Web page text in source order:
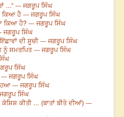
...” --- ਜਗਰੂਪ ਸਿੰਘ
ਹੈ --- ਜਗਰੂਪ ਸਿੰਘ
ਕਿਆ ਹੈ? --- ਜਗਰੂਪ ਸਿੰਘ
ਜਗਰੂਪ ਸਿੰਘ
ਦੀ ਸੂਚੀ --- ਜਗਰੂਪ ਸਿੰਘ
ਨੂੰ ਸਮਰਪਿਤ --- ਜਗਰੂਪ ਸਿੰਘ
ਸਿੰਘ
ਜਗਰੂਪ ਸਿੰਘ
--- ਜਗਰੂਪ ਸਿੰਘ
ਸਿੰਘ
ਕੀਤੀ ... (ਬਾਤਾਂ ਬੀਤੇ ਦੀਆਂ) ---